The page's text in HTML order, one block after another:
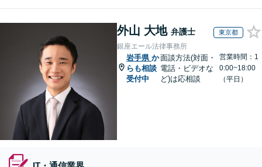
外山 大地 弁護士 東京都
銀座エール法律事務所
岩手県 か
らも相談
受付中
面談方法(対面・
電話・ビデオな
ど)は応相談
営業時間：1
0:00~18:00
（平日）